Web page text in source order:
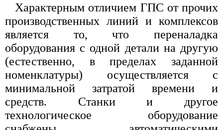
Характерным отличием ГПС от прочих
производственных линий и комплексов
является то, что переналадка
оборудования с одной детали на другую
(естественно, в пределах заданной
номенклатуры) осуществляется с
минимальной затратой времени и
средств. Станки и другое
технологическое оборудование